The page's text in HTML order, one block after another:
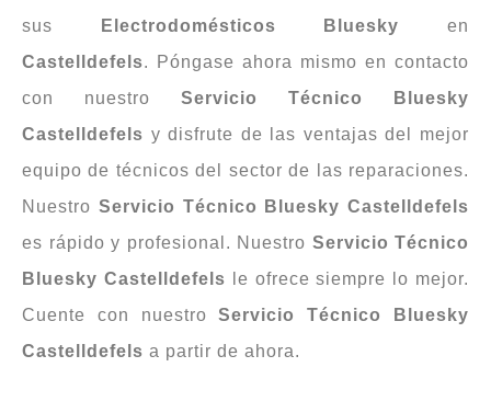
sus
Electrodomésticos Bluesky en
Castelldefels. Póngase ahora mismo en contacto
con nuestro Servicio Técnico Bluesky
Castelldefels y disfrute de las ventajas del mejor
equipo de técnicos del sector de las reparaciones.
Nuestro Servicio Técnico Bluesky Castelldefels
es rápido y profesional. Nuestro Servicio Técnico
Bluesky Castelldefels
le ofrece siempre lo mejor.
Cuente con nuestroServicio Técnico Bluesky
Castelldefels a partir de ahora.